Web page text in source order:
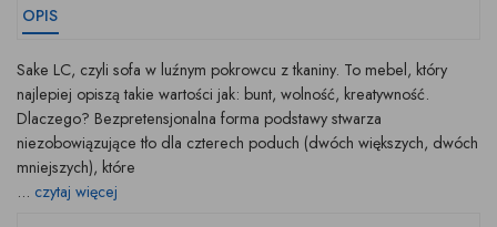
OPIS
Sake LC, czyli sofa w luźnym pokrowcu z tkaniny. To mebel, który
najlepiej opiszą takie wartości jak: bunt, wolność, kreatywność.
Dlaczego? Bezpretensjonalna forma podstawy stwarza
niezobowiązujące tło dla czterech poduch (dwóch większych, dwóch
mniejszych), które
... czytaj więcej